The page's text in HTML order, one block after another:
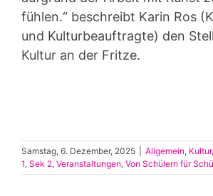
fühlen.“ beschreibt Karin Ros
und Kulturbeauftragte) den
Kultur an der Fritze.
Samstag, 6. Dezember, 2025 Allgemein, Kultur,
1, Sek 2, Veranstaltungen, Von Schülern für